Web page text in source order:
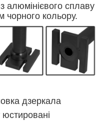
алюмінієвого сплаву
чорного кольору.
дзеркала